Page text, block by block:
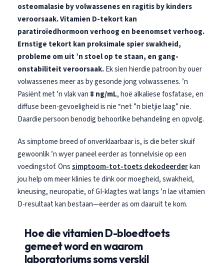
osteomalasie by volwassenes en ragitis by kinders
veroorsaak.Vitamien D-tekort kan
paratiroïedhormoon verhoog en beenomset verhoog.
Ernstige tekort kan proksimale spier swakheid,
probleme om uit ’n stoel op te staan, en gang-
onstabiliteit veroorsaak.Ek sien hierdie patroon by ouer
volwassenes meer as by gesonde jong volwassenes. ’n
Pasiënt met ’n vlak van 8 ng/mL, hoë alkaliese fosfatase, en
diffuse been-gevoeligheid is nie “net ”n bietjie laag” nie.
Daardie persoon benodig behoorlike behandeling en opvolg.
As simptome breed of onverklaarbaar is, is die beter skuif
gewoonlik ’n wyer paneel eerder as tonnelvisie op een
voedingstof. Onssimptoom-tot-toets dekodeerderkan
jou help om meer klinies te dink oor moegheid, swakheid,
kneusing, neuropatie, of GI-klagtes wat langs ’n lae vitamien
D-resultaat kan bestaan—eerder as om daaruit te kom.
Hoe die vitamien D-bloedtoets
gemeet word en waarom
laboratoriums soms verskil